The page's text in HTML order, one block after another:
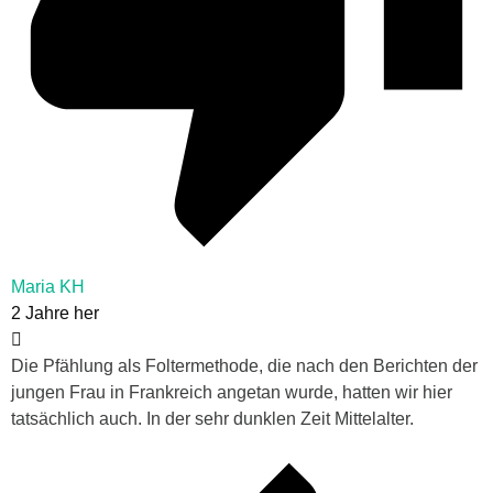
Maria KH
2 Jahre her
Die Pfählung als Foltermethode, die nach den Berichten der
jungen Frau in Frankreich angetan wurde, hatten wir hier
tatsächlich auch. In der sehr dunklen Zeit Mittelalter.